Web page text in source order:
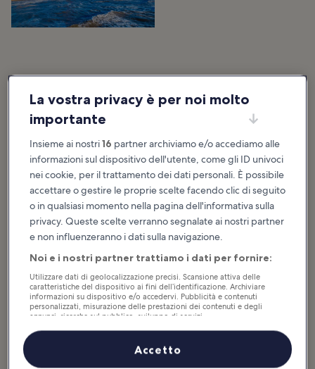
Consigli e storie divertenti
Lancashire (contea): cosa fare e
cosa vedere
Mostra altro
10 cose da fare a
Blackpool in un
giorno
Blackpool è una località balneare
sulla costa nord-occidentale
dell'Inghilterra. È stata per molto
tempo la destinazione preferita
delle...
Le 5 migliori cose
da fare in famiglia a
Blackpool
Blackpool ospita una discreta serie
di attività per famiglie, così tra
animali, giostre e una cucina
adatta anche ai più piccoli sarà
facile...
Informazioni utili
La vostra privacy è per noi molto
importante
Insieme ai nostri16 partner archiviamo e/o accediamo alle
informazioni sul dispositivo dell'utente, come gli ID univoci
nei cookie, per il trattamento dei dati personali. È possibile
accettare o gestire le proprie scelte facendo clic di seguito
o in qualsiasi momento nella pagina dell'informativa sulla
privacy. Queste scelte verranno segnalate ai nostri partner
e non influenzeranno i dati sulla navigazione.
Noi e i nostri partner trattiamo i dati per fornire:
Utilizzare dati di geolocalizzazione precisi. Scansione attiva delle
caratteristiche del dispositivo ai fini dell’identificazione. Archiviare
informazioni su dispositivo e/o accedervi. Pubblicità e contenuti
personalizzati, misurazione delle prestazioni dei contenuti e degli
annunci, ricerche sul pubblico, sviluppo di servizi.
Elenco dei partner (fornitori)
Accetto